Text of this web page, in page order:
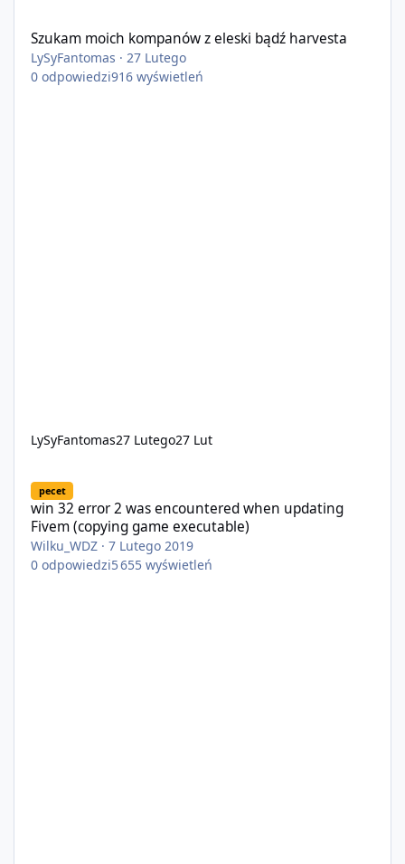
Szukam moich kompanów z eleski bądź harvesta
LySyFantomas ·27 Lutego
0 odpowiedzi916 wyświetleń
LySyFantomas27 Lutego27 Lut
pecet
win 32 error 2 was encountered when updating
Fivem (copying game executable)
Wilku_WDZ ·7 Lutego 2019
0 odpowiedzi5 655 wyświetleń